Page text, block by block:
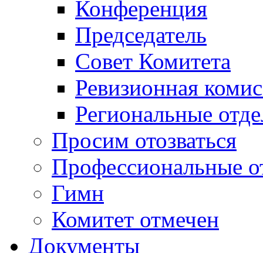
Конференция
Председатель
Совет Комитета
Ревизионная
Региональные
Просим отозваться
Профессиональные
Гимн
Комитет отмечен
Документы